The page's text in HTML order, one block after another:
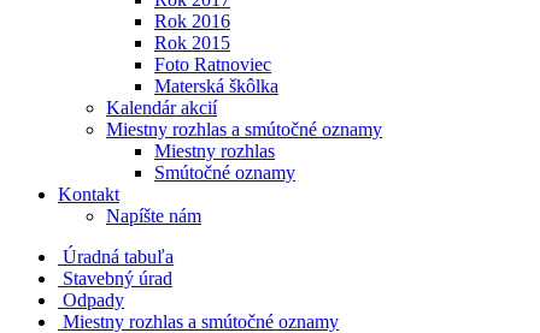
Rok 2016
Rok 2015
Foto Ratnoviec
Materská škôlka
Kalendár akcií
Miestny rozhlas a smútočné oznamy
Miestny rozhlas
Smútočné oznamy
Kontakt
Napíšte nám
Úradná tabuľa
Stavebný úrad
Odpady
Miestny rozhlas a smútočné oznamy